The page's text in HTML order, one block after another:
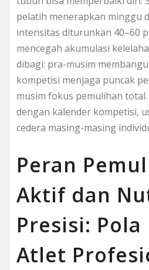
pelatih menerapkan minggu
intensitas diturunkan 40–60
mencegah akumulasi
dibagi: pra-musim
kompetisi menjaga puncak
musim fokus pemulihan
dengan kalender kompetisi,
cedera masing-masing
Peran
Aktif dan
Presisi:
Atlet